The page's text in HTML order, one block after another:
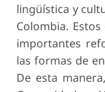
lingüística y
Colombia.
importantes
las formas de
De esta